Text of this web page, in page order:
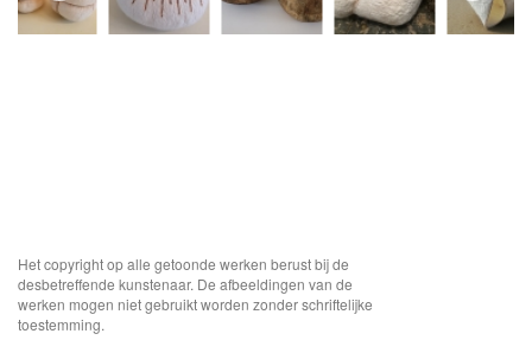
Het copyright op alle getoonde werken berust bij de
desbetreffende kunstenaar. De afbeeldingen van de
werken mogen niet gebruikt worden zonder schriftelijke
toestemming.